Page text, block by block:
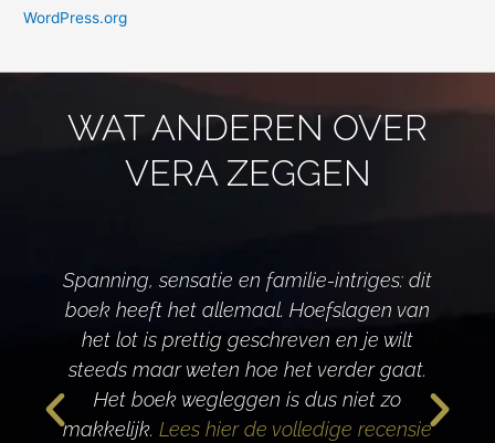
WordPress.org
WAT ANDEREN OVER
VERA ZEGGEN
Spanning, sensatie en familie-intriges: dit
boek heeft het allemaal. Hoefslagen van
het lot is prettig geschreven en je wilt
steeds maar weten hoe het verder gaat.
Het boek wegleggen is dus niet zo
makkelijk. Lees hier de volledige recensie